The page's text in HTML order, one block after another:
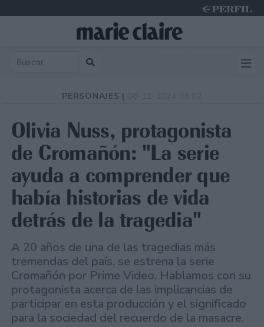
PERSONAJES |
Olivia Nuss, protagonista
de Cromañón: "La serie
ayuda a comprender que
había historias de vida
detrás de la tragedia"
A 20 años de una de las tragedias más
tremendas del país, se estrena la serie
Cromañón por Prime Video. Hablamos con su
protagonista acerca de las implicancias de
participar en esta producción y el significado
para la sociedad del recuerdo de la masacre.